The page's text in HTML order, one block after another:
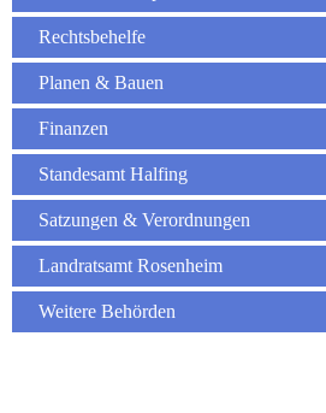
Rechtsbehelfe
Planen & Bauen
Finanzen
Standesamt Halfing
Satzungen & Verordnungen
Landratsamt Rosenheim
Weitere Behörden